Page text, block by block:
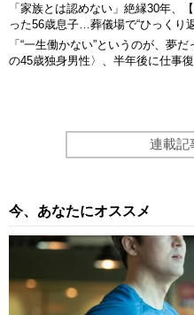
「家族とは認めない」絶縁30年、
った56歳息子…葬儀場で“ひっくり
「“一生働かない”というのが、夢
の45歳独身男性〉、半年後に仕事
連載記
今、あなたにオススメ